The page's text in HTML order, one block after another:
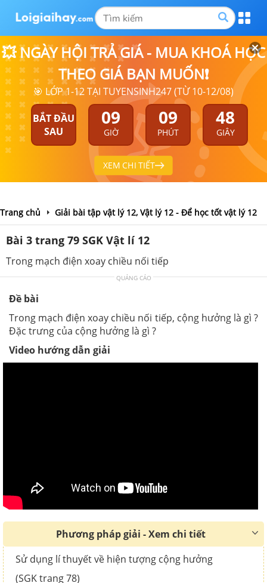
💥 NGÀY HỘI TRẢ GIÁ - MUA KHOÁ HỌC
THEO GIÁ BẠN MUỐN❗
🎯 LỚP 1-12 TẠI TUYENSINH247 (TỪ 10-12/08)
BẮT ĐẦU
SAU
09
GIỜ
09
PHÚT
48
GIÂY
XEM CHI TIẾT
Trang chủ Giải bài tập vật lý 12, Vật lý 12 - Để học tốt vật lý 12
Bài 3 trang 79 SGK Vật lí 12
Trong mạch điện xoay chiều nối tiếp
QUẢNG CÁO
Đề bài
Trong mạch điện xoay chiều nối tiếp, cộng hưởng là gì ?
Đặc trưng của cộng hưởng là gì ?
Video hướng dẫn giải
Phương pháp giải - Xem chi tiết
Sử dụng lí thuyết về hiện tượng cộng hưởng
(SGK trang 78)